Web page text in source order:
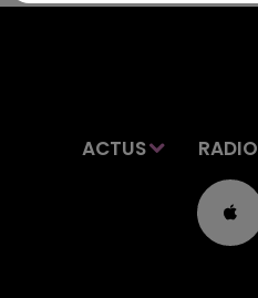
ACTUS RADIO